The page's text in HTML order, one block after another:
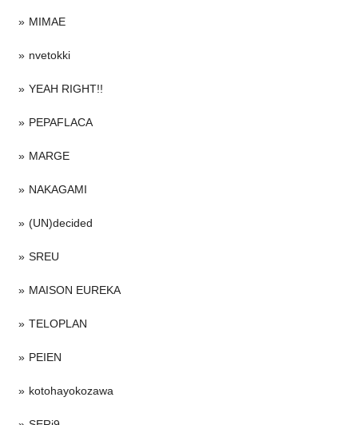
MIMAE
nvetokki
YEAH RIGHT!!
PEPAFLACA
MARGE
NAKAGAMI
(UN)decided
SREU
MAISON EUREKA
TELOPLAN
PEIEN
kotohayokozawa